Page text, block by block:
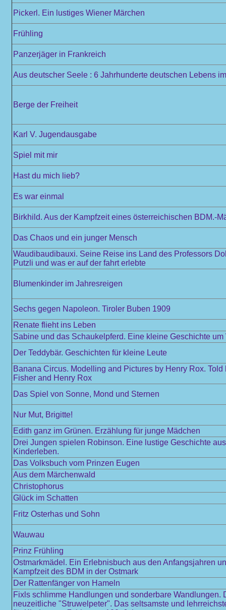
Pickerl. Ein lustiges Wiener Märchen
Frühling
Panzerjäger in Frankreich
Aus deutscher Seele : 6 Jahrhunderte deutschen Lebens
Berge der Freiheit
Karl V. Jugendausgabe
Spiel mit mir
Hast du mich lieb?
Es war einmal
Birkhild. Aus der Kampfzeit eines österreichischen BDM.-
Das Chaos und ein junger Mensch
Waudibaudibauxi. Seine Reise ins Land des Professors
Putzli und was er auf der fahrt erlebte
Blumenkinder im Jahresreigen
Sechs gegen Napoleon. Tiroler Buben 1909
Renate flieht ins Leben
Sabine und das Schaukelpferd. Eine kleine Geschichte
Der Teddybär. Geschichten für kleine Leute
Banana Circus. Modelling and Pictures by Henry Rox. Told
Fisher and Henry Rox
Das Spiel von Sonne, Mond und Sternen
Nur Mut, Brigitte!
Edith ganz im Grünen. Erzählung für junge Mädchen
Drei Jungen spielen Robinson. Eine lustige Geschichte
Kinderleben.
Das Volksbuch vom Prinzen Eugen
Aus dem Märchenwald
Christophorus
Glück im Schatten
Fritz Osterhas und Sohn
Wauwau
Prinz Frühling
Ostmarkmädel. Ein Erlebnisbuch aus den Anfangsjahren
Kampfzeit des BDM in der Ostmark
Der Rattenfänger von Hameln
Fixls schlimme Handlungen und sonderbare Wandlungen.
neuzeitliche "Struwelpeter". Das seltsamste und